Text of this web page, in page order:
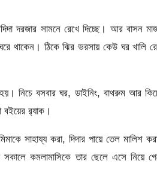
দরজার সামনে রেখে দিচ্ছে। আর বাসন
থাকেন। ঠিকে ঝির ভরসায় কেউ ঘর খালি
নিচে বসবার ঘর, ডাইনিং, বাথরুম আর
বইয়ের র‍্যাক।
সাহায্য করা, দিদার পায়ে তেল মালিশ
কমলামাসিকে তার ছেলে এসে নিয়ে